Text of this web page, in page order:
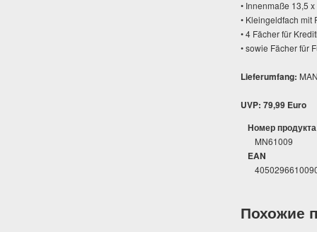
• Innenmaße 13,5
• Kleingeldfach mit
• 4 Fächer für
• sowie Fächer für
Lieferumfang:
UVP: 79,99 Euro
Номер продукта
MN61009
EAN
Похожие